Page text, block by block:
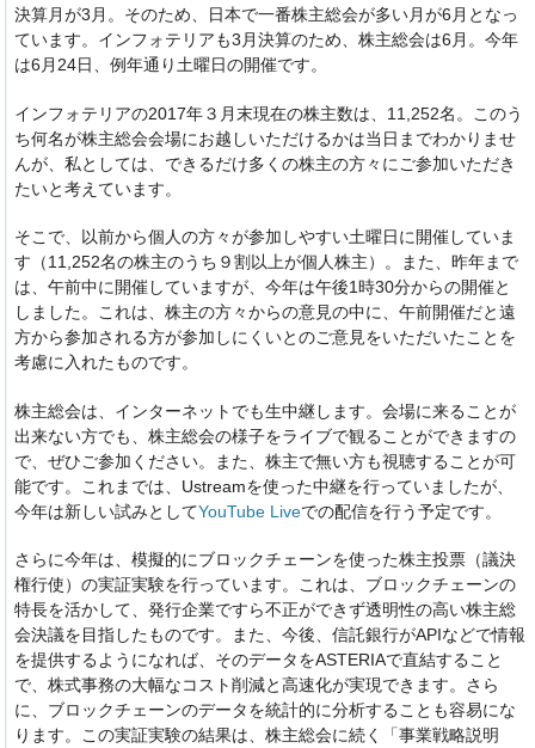
決算月が3月。そのため、 日本で一番株主総会が多い月が6月となっ
ています。 インフォテリアも3月決算のため、株主総会は6月。今年
は6月24日、例年通り土曜日の開催です。
インフォテリアの2017年３月末現在の株主数は、11,252名。 このう
ち何名が株主総会会場にお越しいただけるかは当日までわかりませ
んが、私としては、 できるだけ多くの株主の方々にご参加いただき
たいと考えています。
そこで、以前から個人の方々が参加しやすい土曜日に開催していま
す（11,252名の株主のうち９割以上が個人株主）。
また、昨年まで
は、午前中に開催していますが、今年は午後1時30分からの開催と
しました。これは、株主の方々からの意見の中に、午前開催だと遠
方から参加される方が参加しにくいとのご意見をいただいたことを
考慮に入れたものです。
株主総会は、インターネットでも生中継します。会場に来ることが
出来ない方でも、株主総会の様子をライブで観ることができますの
で、ぜひご参加ください。また、株主で無い方も視聴することが可
能です。これまでは、 Ustreamを使った中継を行っていましたが、
今年は新しい試みとしてYouTube Liveでの配信を行う予定です。
さらに今年は、模擬的にブロックチェーンを使った株主投票（議決
権行使）の実証実験を行っています。これは、 ブロックチェーンの
特長を活かして、発行企業ですら不正ができず透明性の高い株主総
会決議を目指したものです。また、今後、信託銀行がAPIなどで情報
を提供するようになれば、 そのデータをASTERIAで直結すること
で、株式事務の大幅なコスト削減と高速化が実現できます。さら
に、 ブロックチェーンのデータを統計的に分析することも容易にな
ります。この実証実験の結果は、株主総会に続く「事業戦略説明